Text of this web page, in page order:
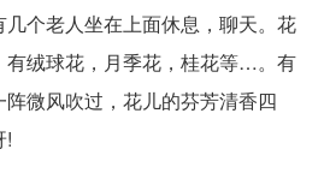
个老人坐在上面休息，聊天。花
有绒球花，月季花，桂花等…。有
微风吹过，花儿的芬芳清香四
!